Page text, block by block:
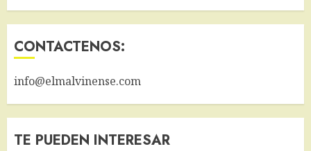
CONTACTENOS:
info@elmalvinense.com
TE PUEDEN INTERESAR